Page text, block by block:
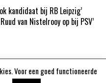
kandidaat bij RB Leipzig’
van Nistelrooy op bij PSV’
Voor een goed functioneerde